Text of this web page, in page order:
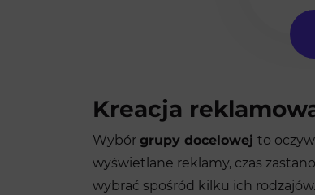
Kreacja
Wybór grupy docelowej to
wyświetlane reklamy, czas
wybrać spośród kilku ich